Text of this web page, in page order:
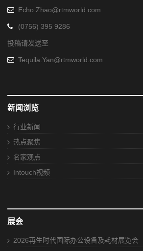
Echo.Zhao@rtmworld.com
(0756) 395 9286
投稿请发送至
Tequila.Yan@rtmworld.com
新闻浏览
行业新闻
热点聚焦
名家观点
Intouch视频
展会
2026再生时代国际办公设备及耗材展览会